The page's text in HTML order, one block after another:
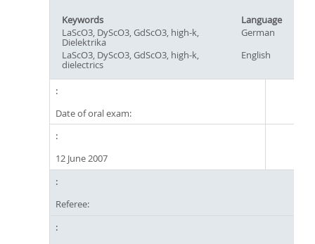
Keywords
Language
LaScO3, DyScO3, GdScO3, high-k,
Dielektrika
German
LaScO3, DyScO3, GdScO3, high-k,
dielectrics
English
Date of oral exam:
12 June 2007
Referee: